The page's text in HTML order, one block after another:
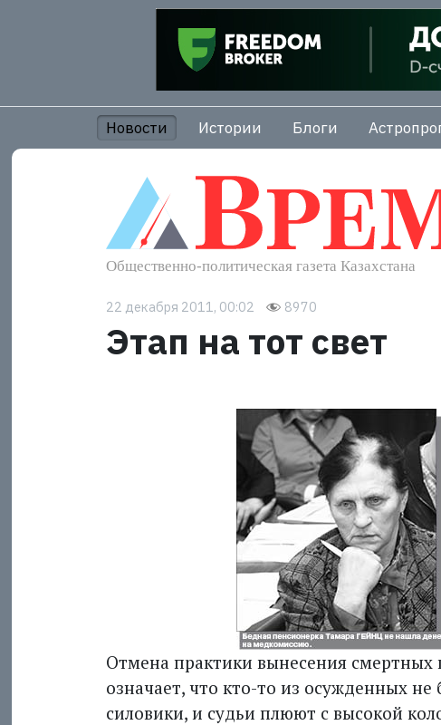
Новости Истории Блоги
22 декабря 2011, 00:02 8970
Этап на тот свет
Отмена практики вынесения смертных
означает, что кто-то из осужденных
силовики, и судьи плюют с высокой